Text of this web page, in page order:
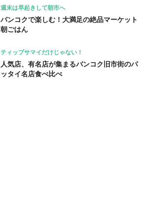
週末は早起きして朝市へ
バンコクで楽しむ！大満足の絶品マーケット
朝ごはん
ティップサマイだけじゃない！
人気店、有名店が集まるバンコク旧市街のパ
ッタイ名店食べ比べ